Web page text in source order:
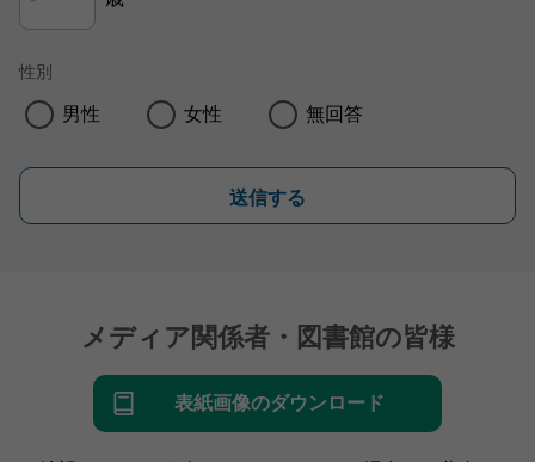
性別
男性 女性 無回答
送信する
メディア関係者・図書館の皆様
表紙画像のダウンロード